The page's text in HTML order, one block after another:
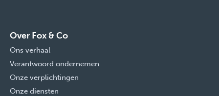
Over Fox & Co
Ons verhaal
Verantwoord ondernemen
Onze verplichtingen
Onze diensten